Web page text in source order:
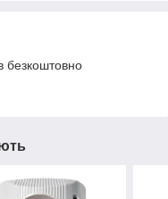
безкоштовно